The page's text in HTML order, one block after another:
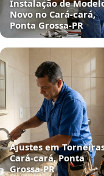
Instalação de
Novo no Cará-cará,
Ponta Grossa‑PR
Ajustes em
Cará-cará, Ponta
Grossa‑PR